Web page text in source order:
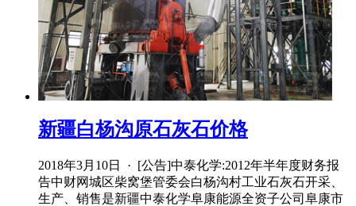
新疆白杨沟原石灰石价格
2018年3月10日 · [公告]中泰化学:2012年半年度财务报
告中财网城区柴窝堡管委会白杨沟村工业石灰石开采、
生产、销售是新疆中泰化学阜康能源全资子公司阜康市